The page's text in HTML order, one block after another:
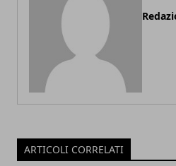
ARTICOLI CORRELATI